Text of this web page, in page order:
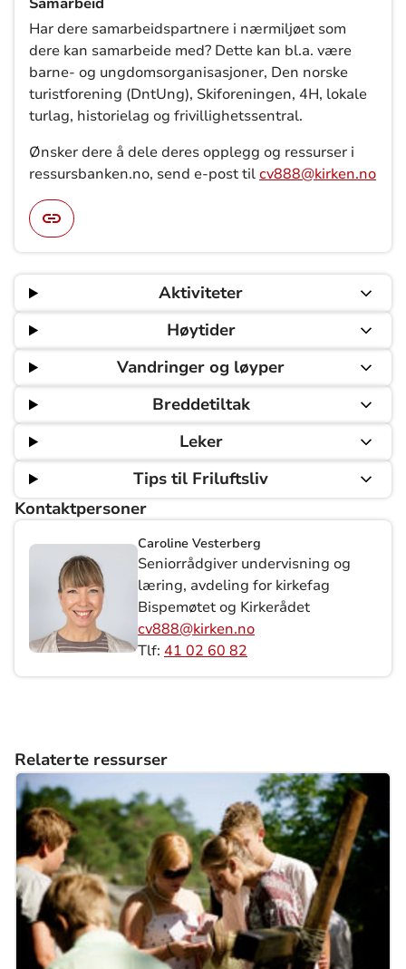
Har dere samarbeidspartnere i nærmiljøet som
dere kan samarbeide med? Dette kan bl.a. være
barne- og ungdomsorganisasjoner, Den norske
turistforening (DntUng), Skiforeningen, 4H, lokale
turlag, historielag og frivillighetssentral.
Ønsker dere å delederesopplegg og ressurser i
ressursbanken.no, send e-posttilcv888@kirken.no
Aktiviteter
Høytider
Vandringer og løyper
Breddetiltak
Leker
Tips til Friluftsliv
Kontaktpersoner
Caroline Vesterberg
Seniorrådgiver undervisning og
læring, avdeling for kirkefag
Bispemøtet og Kirkerådet
cv888@kirken.no
Tlf: 41 02 60 82
Relaterte ressurser